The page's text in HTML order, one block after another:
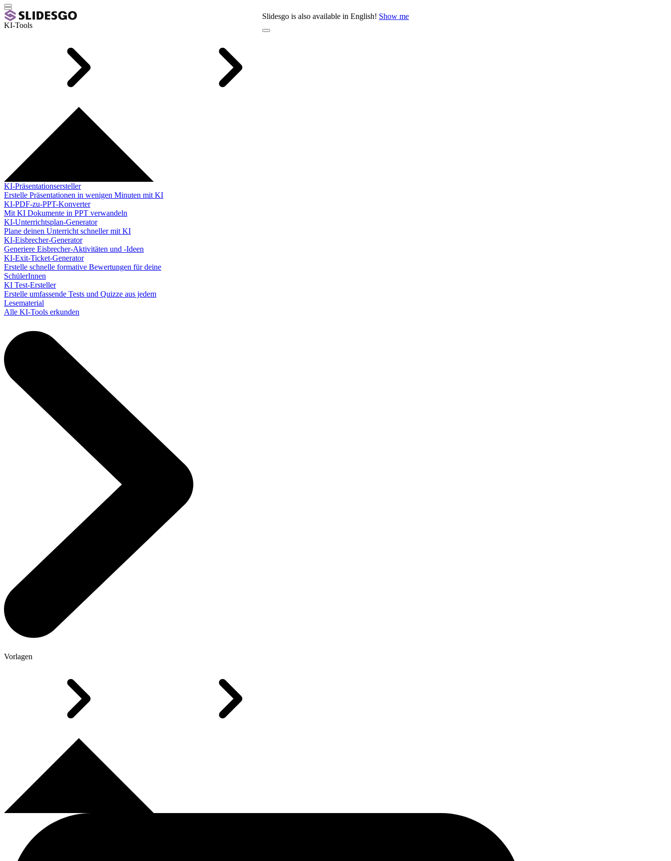
Slidesgo is also available in English! Show me
KI-Tools
KI-Präsentationsersteller
Erstelle Präsentationen in wenigen Minuten mit KI
KI-PDF-zu-PPT-Konverter
Mit KI Dokumente in PPT verwandeln
KI-Unterrichtsplan-Generator
Plane deinen Unterricht schneller mit KI
KI-Eisbrecher-Generator
Generiere Eisbrecher-Aktivitäten und -Ideen
KI-Exit-Ticket-Generator
Erstelle schnelle formative Bewertungen für deine
SchülerInnen
KI Test-Ersteller
Erstelle umfassende Tests und Quizze aus jedem
Lesematerial
Alle KI-Tools erkunden
Vorlagen